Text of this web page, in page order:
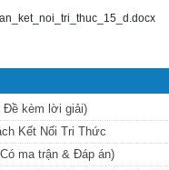
Đề kèm lời giải)
Kết Nối Tri Thức
ma trận & Đáp án)